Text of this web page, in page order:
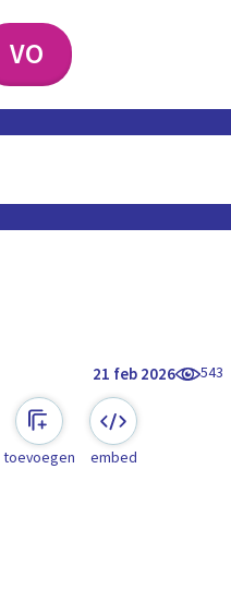
VO
21 feb 2026 543
toevoegen embed